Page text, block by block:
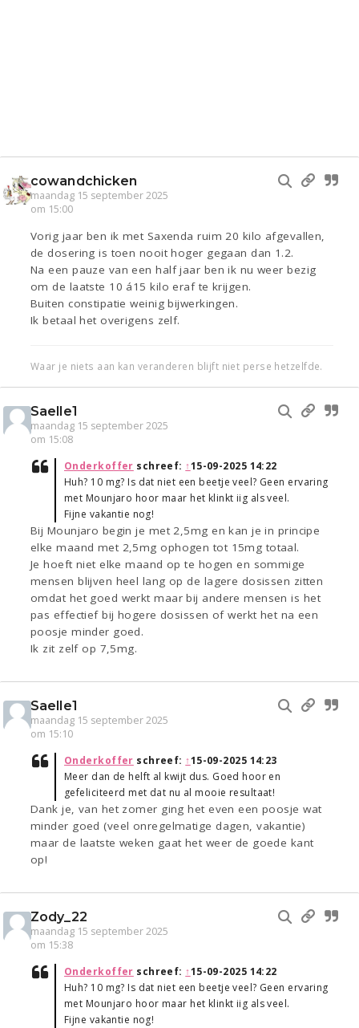
cowandchicken
maandag 15 september 2025
om 15:00
Vorig jaar ben ik met Saxenda ruim 20 kilo afgevallen,
de dosering is toen nooit hoger gegaan dan 1.2.
Na een pauze van een half jaar ben ik nu weer bezig
om de laatste 10 á15 kilo eraf te krijgen.
Buiten constipatie weinig bijwerkingen.
Ik betaal het overigens zelf.
Waar je niets aan kan veranderen blijft niet perse hetzelfde.
Saelle1
maandag 15 september 2025
om 15:08
Onderkoffer schreef: ↑15-09-2025 14:22
Huh? 10 mg? Is dat niet een beetje veel? Geen ervaring
met Mounjaro hoor maar het klinkt iig als veel.
Fijne vakantie nog!
Bij Mounjaro begin je met 2,5mg en kan je in principe
elke maand met 2,5mg ophogen tot 15mg totaal.
Je hoeft niet elke maand op te hogen en sommige
mensen blijven heel lang op de lagere dosissen zitten
omdat het goed werkt maar bij andere mensen is het
pas effectief bij hogere dosissen of werkt het na een
poosje minder goed.
Ik zit zelf op 7,5mg.
Saelle1
maandag 15 september 2025
om 15:10
Onderkoffer schreef: ↑15-09-2025 14:23
Meer dan de helft al kwijt dus. Goed hoor en
gefeliciteerd met dat nu al mooie resultaat!
Dank je, van het zomer ging het even een poosje wat
minder goed (veel onregelmatige dagen, vakantie)
maar de laatste weken gaat het weer de goede kant
op!
Zody_22
maandag 15 september 2025
om 15:38
Onderkoffer schreef: ↑15-09-2025 14:22
Huh? 10 mg? Is dat niet een beetje veel? Geen ervaring
met Mounjaro hoor maar het klinkt iig als veel.
Fijne vakantie nog!